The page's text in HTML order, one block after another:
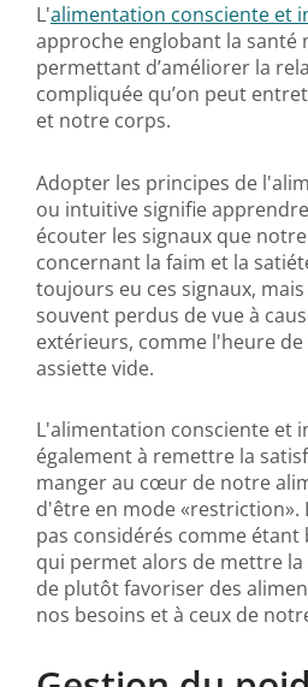
L'alimentation consciente et
approche englobant la santé
permettant d’améliorer la
compliquée qu’on peut
et notre corps.
Adopter les principes de
ou intuitive signifie
écouter les signaux que
concernant la faim et la
toujours eu ces signaux,
souvent perdus de vue à
extérieurs, comme l'heure
assiette vide.
L'alimentation consciente et
également à remettre la
manger au cœur de notre
d'être en mode «restriction».
pas considérés comme étant
qui permet alors de mettre
de plutôt favoriser des
nos besoins et à ceux de